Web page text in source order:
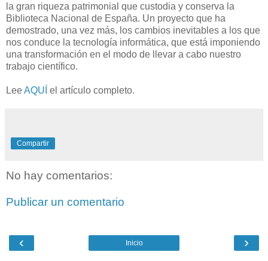
la gran riqueza patrimonial que custodia y conserva la
Biblioteca Nacional de España. Un proyecto que ha
demostrado, una vez más, los cambios inevitables a los que
nos conduce la tecnología informática, que está imponiendo
una transformación en el modo de llevar a cabo nuestro
trabajo científico.
LeeAQUÍ el artículo completo.
Compartir
No hay comentarios:
Publicar un comentario
‹ ›
Inicio